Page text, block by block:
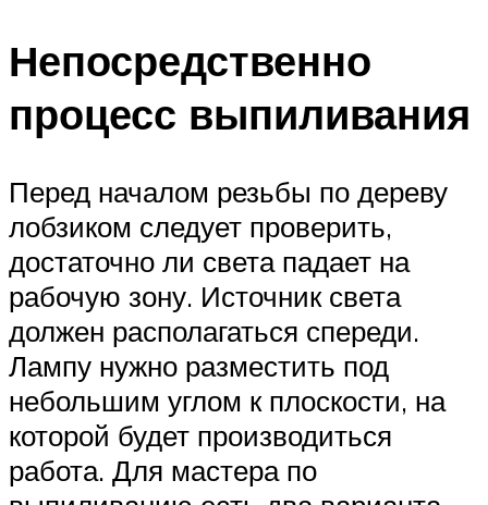
Непосредственно
процесс выпиливания
Перед началом резьбы по дереву
лобзиком следует проверить,
достаточно ли света падает на
рабочую зону. Источник света
должен располагаться спереди.
Лампу нужно разместить под
небольшим углом к плоскости, на
которой будет производиться
работа. Для мастера по